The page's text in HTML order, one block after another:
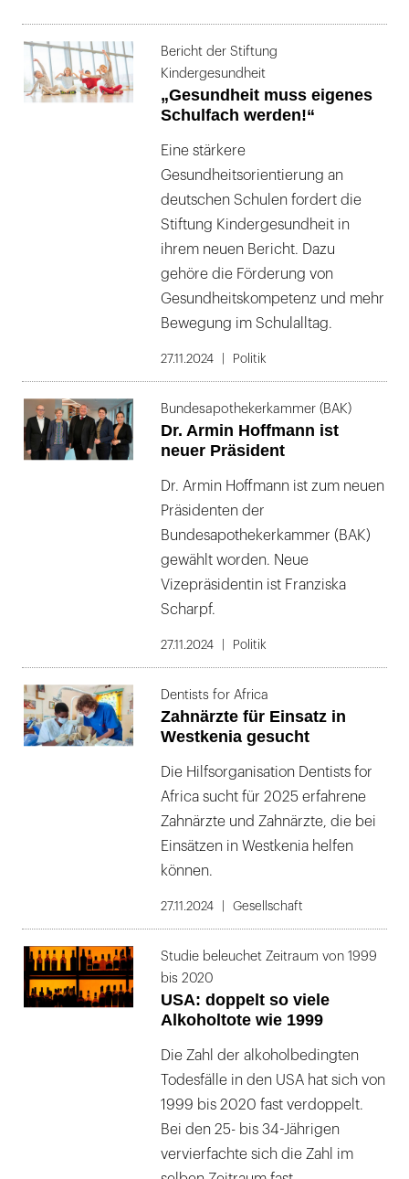
Bericht der Stiftung
Kindergesundheit
„Gesundheit muss eigenes
Schulfach werden!“
Eine stärkere
Gesundheitsorientierung an
deutschen Schulen fordert die
Stiftung Kindergesundheit in
ihrem neuen Bericht. Dazu
gehöre die Förderung von
Gesundheitskompetenz und mehr
Bewegung im Schulalltag.
27.11.2024 Politik
Bundesapothekerkammer (BAK)
Dr. Armin Hoffmann ist
neuer Präsident
Dr. Armin Hoffmann ist zum neuen
Präsidenten der
Bundesapothekerkammer (BAK)
gewählt worden. Neue
Vizepräsidentin ist Franziska
Scharpf.
27.11.2024 Politik
Dentists for Africa
Zahnärzte für Einsatz in
Westkenia gesucht
Die Hilfsorganisation Dentists for
Africa sucht für 2025 erfahrene
Zahnärzte und Zahnärzte, die bei
Einsätzen in Westkenia helfen
können.
27.11.2024 Gesellschaft
Studie beleuchet Zeitraum von 1999
bis 2020
USA: doppelt so viele
Alkoholtote wie 1999
Die Zahl der alkoholbedingten
Todesfälle in den USA hat sich von
1999 bis 2020 fast verdoppelt.
Bei den 25- bis 34-Jährigen
vervierfachte sich die Zahl im